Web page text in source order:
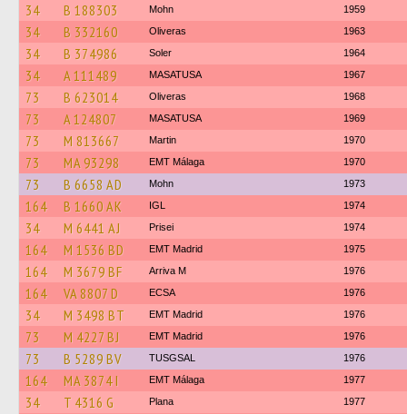
34 B 188303 Mohn 1959
34 B 332160 Oliveras 1963
34 B 374986 Soler 1964
34 A 111489 MASATUSA 1967
73 B 623014 Oliveras 1968
73 A 124807 MASATUSA 1969
73 M 813667 Martin 1970
73 MA 93298 EMT Málaga 1970
73 B 6658 AD Mohn 1973
164 B 1660 AK IGL 1974
34 M 6441 AJ Prisei 1974
164 M 1536 BD EMT Madrid 1975
164 M 3679 BF Arriva M 1976
164 VA 8807 D ECSA 1976
34 M 3498 BT EMT Madrid 1976
73 M 4227 BJ EMT Madrid 1976
73 B 5289 BV TUSGSAL 1976
164 MA 3874 I EMT Málaga 1977
34 T 4316 G Plana 1977